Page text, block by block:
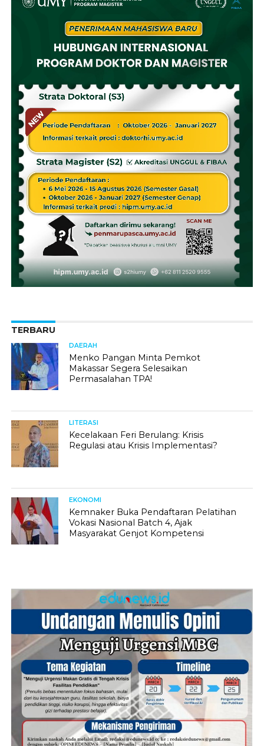
TERBARU
DAERAH
Menko Pangan Minta Pemkot
Makassar Segera Selesaikan
Permasalahan TPA!
LITERASI
Kecelakaan Feri Berulang: Krisis
Regulasi atau Krisis Implementasi?
EKONOMI
Kemnaker Buka Pendaftaran Pelatihan
Vokasi Nasional Batch 4, Ajak
Masyarakat Genjot Kompetensi